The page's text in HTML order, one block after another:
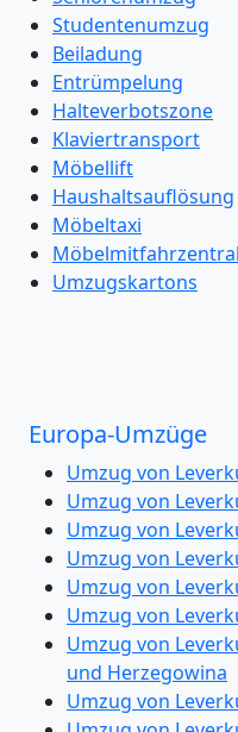
Studentenumzug
Beiladung
Entrümpelung
Halteverbotszone
Klaviertransport
Möbellift
Haushaltsauflösung
Möbeltaxi
Umzugskartons
Europa-Umzüge
Umzug von
Umzug von
Umzug von
Umzug von
Umzug von
Umzug von
Umzug von
und Herzegowina
Umzug von